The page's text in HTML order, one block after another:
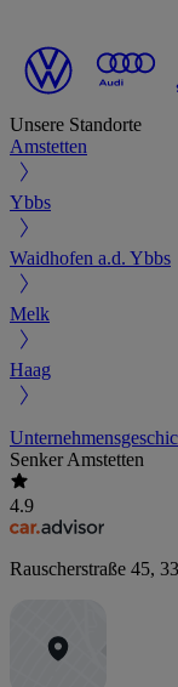
Unsere Standorte
Amstetten
Ybbs
Waidhofen a.d. Ybbs
Melk
Haag
Senker Amstetten
4.9
Rauscherstraße 45,